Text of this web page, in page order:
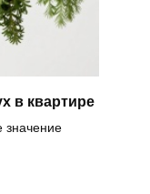
в квартире